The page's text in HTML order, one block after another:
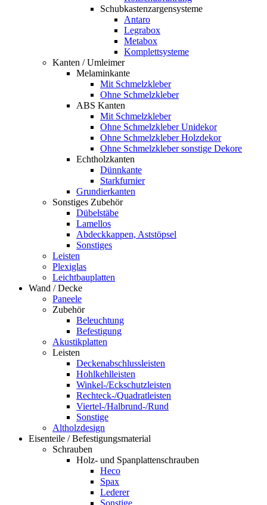
Schubkastenzargensysteme
Antaro
Legrabox
Metabox
Komplettsysteme
Kanten / Umleimer
Melaminkante
Mit Schmelzkleber
Ohne Schmelzkleber
ABS Kanten
Mit Schmelzkleber
Ohne Schmelzkleber Unidekor
Ohne Schmelzkleber Holzdekor
Ohne Schmelzkleber sonstige Dekore
Echtholzkanten
Dünnkante
Starkfurnier
Grundierkanten
Sonstiges Zubehör
Dübelstäbe
Lamellos
Abdeckkappen, Aststöpsel
Sonstiges
Leisten
Plexiglas
Leichtbauplatten
Wand / Decke
Paneele
Zubehör
Beleuchtung
Befestigung
Akustikplatten
Leisten
Deckenabschlussleisten
Hohlkehlleisten
Winkel-/Eckschutzleisten
Rechteck-/Quadratleisten
Viertel-/Halbrund-/Rund
Sonstige
Altholzdesign
Eisenteile / Befestigungsmaterial
Schrauben
Holz- und Spanplattenschrauben
Heco
Spax
Lederer